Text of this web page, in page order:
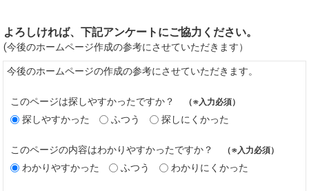
よろしければ、下記アンケートにご協力ください。
(今後のホームページ作成の参考にさせていただきます）
今後のホームページの作成の参考にさせていただきます。
このページは探しやすかったですか？ （※入力必須）
探しやすかった ふつう 探しにくかった
このページの内容はわかりやすかったですか？ （※入力必須）
わかりやすかった ふつう わかりにくかった